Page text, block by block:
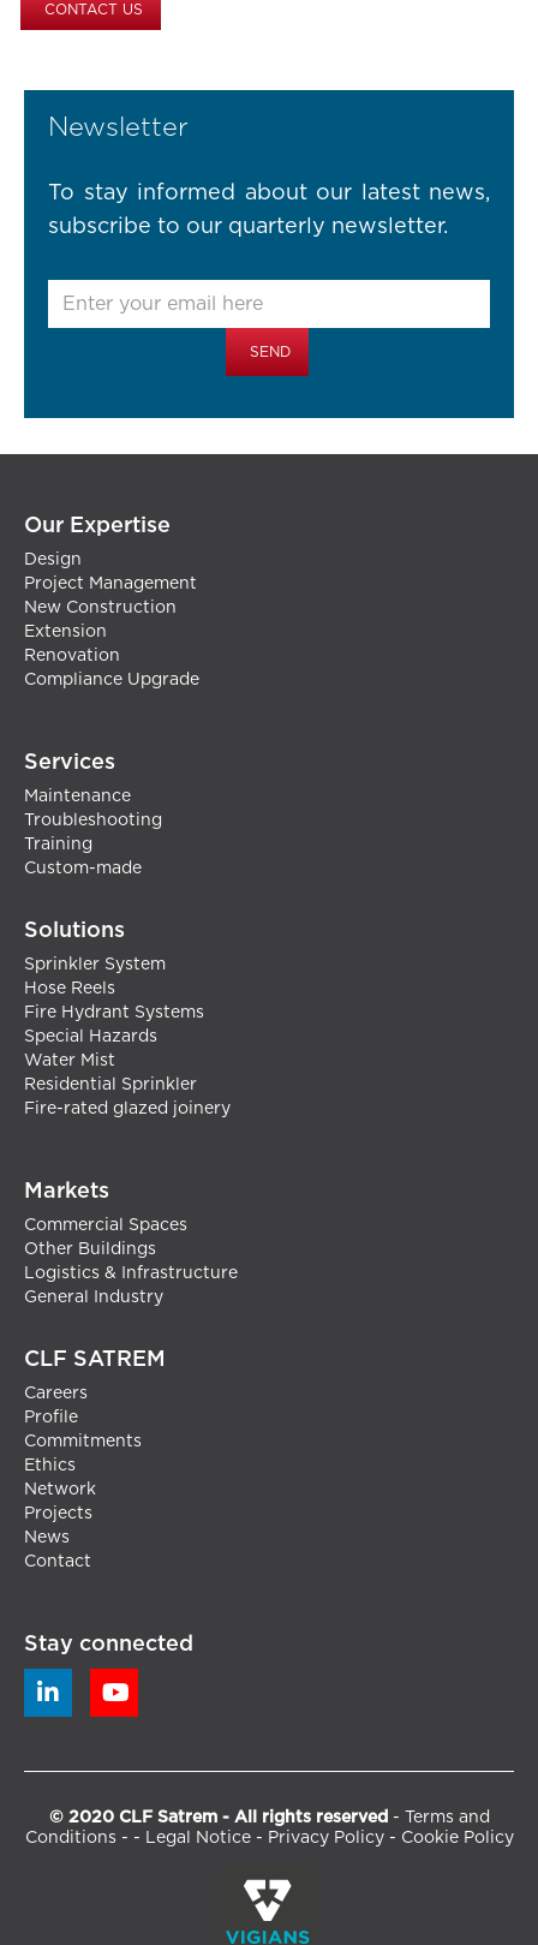
CONTACT US
Newsletter
To stay informed about our latest news,
subscribe to our quarterly newsletter.
Our Expertise
Design
Project Management
New Construction
Extension
Renovation
Compliance Upgrade
Services
Maintenance
Troubleshooting
Training
Custom-made
Solutions
Sprinkler System
Hose Reels
Fire Hydrant Systems
Special Hazards
Water Mist
Residential Sprinkler
Fire-rated glazed joinery
Markets
Commercial Spaces
Other Buildings
Logistics & Infrastructure
General Industry
CLF SATREM
Careers
Profile
Commitments
Ethics
Network
Projects
News
Contact
Stay connected
 
© 2020 CLF Satrem - All rights reserved - Terms and
Conditions - - Legal Notice- Privacy Policy- Cookie Policy